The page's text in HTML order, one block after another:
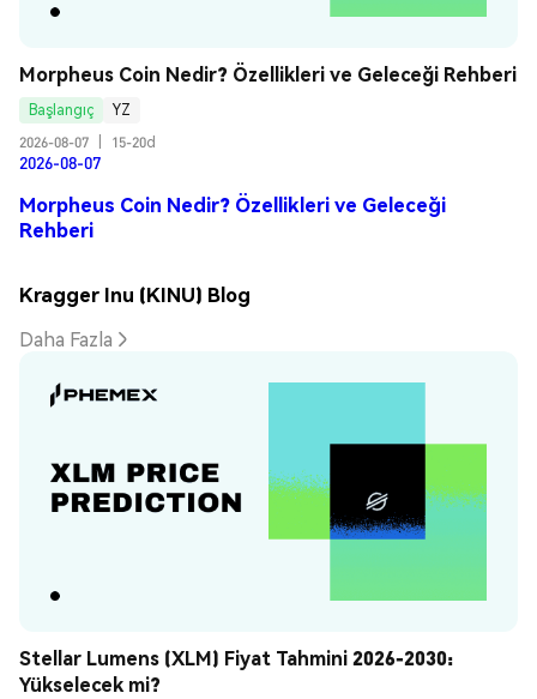
Morpheus Coin Nedir? Özellikleri ve Geleceği Rehberi
Başlangıç
YZ
2026-08-07
15-20d
2026-08-07
Morpheus Coin Nedir? Özellikleri ve Geleceği
Rehberi
Kragger Inu (KINU) Blog
Daha Fazla
Stellar Lumens (XLM) Fiyat Tahmini 2026-2030:
Yükselecek mi?